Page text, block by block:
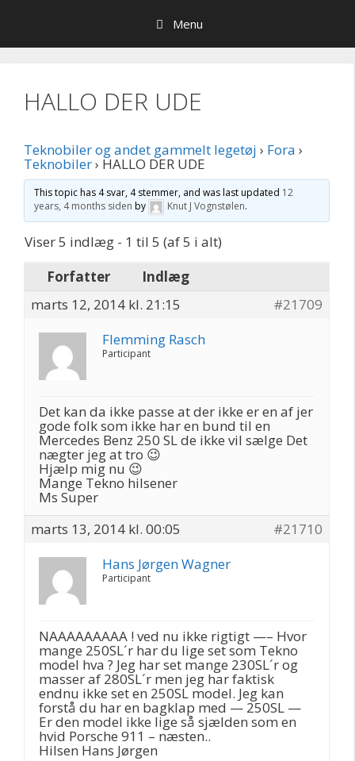
indhold
Menu
HALLO DER UDE
Teknobiler og andet gammelt legetøj › Fora ›
Teknobiler› HALLO DER UDE
This topic has 4 svar, 4 stemmer, and was last updated 12
years, 4 months siden by Knut J Vognstølen.
Viser 5 indlæg - 1 til 5 (af 5 i alt)
Forfatter
Indlæg
marts 12, 2014 kl. 21:15
#21709
Flemming Rasch
Participant
Det kan da ikke passe at der ikke er en af jer
gode folk som ikke har en bund til en
Mercedes Benz 250 SL de ikke vil sælge Det
nægter jeg at tro 😉
Hjælp mig nu 😉
Mange Tekno hilsener
Ms Super
marts 13, 2014 kl. 00:05
#21710
Hans Jørgen Wagner
Participant
NAAAAAAAAA ! ved nu ikke rigtigt —– Hvor
mange 250SL´r har du lige set som Tekno
model hva ? Jeg har set mange 230SL´r og
masser af 280SL´r men jeg har faktisk
endnu ikke set en 250SL model. Jeg kan
forstå du har en bagklap med — 250SL —
Er den model ikke lige så sjælden som en
hvid Porsche 911 – næsten..
Hilsen Hans Jørgen